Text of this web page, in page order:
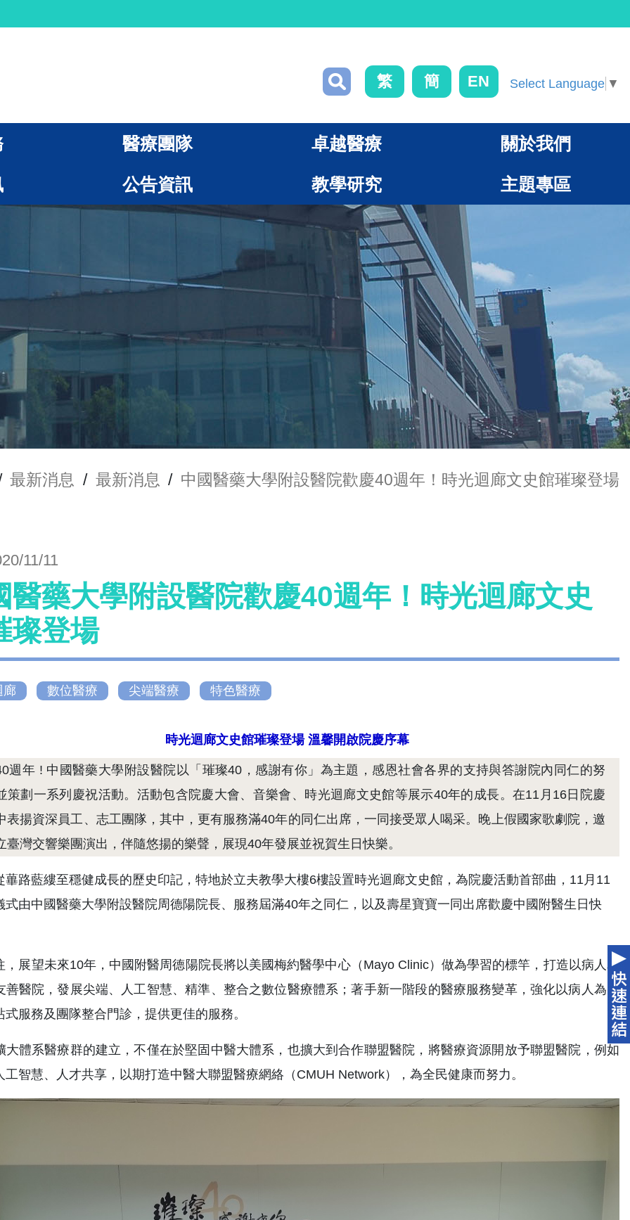
繁 簡 EN Select Language ▼
醫療團隊 卓越醫療 關於我們
公告資訊 教學研究 主題專區
最新消息 / 最新消息 / 中國醫藥大學附設醫院歡慶40週年！時光迴廊文史館璀璨登場
11/11
醫藥大學附設醫院歡慶40週年！時光迴廊文史
璨登場
廊 數位醫療 尖端醫療 特色醫療
時光迴廊文史館璀璨登場 溫馨開啟院慶序幕
週年 ! 中國醫藥大學附設醫院以「璀璨40，感謝有你」為主題，感恩社會各界的支持與答謝院內同仁的努
策劃一系列慶祝活動。活動包含院慶大會、音樂會、時光迴廊文史館等展示40年的成長。在11月16日院慶
表揚資深員工、志工團隊，其中，更有服務滿40年的同仁出席，一同接受眾人喝采。晚上假國家歌劇院，邀
臺灣交響樂團演出，伴隨悠揚的樂聲，展現40年發展並祝賀生日快樂。
蓽路藍縷至穩健成長的歷史印記，特地於立夫教學大樓6樓設置時光迴廊文史館，為院慶活動首部曲，11月11
式由中國醫藥大學附設醫院周德陽院長、服務屆滿40年之同仁，以及壽星寶寶一同出席歡慶中國附醫生日快
，展望未來10年，中國附醫周德陽院長將以美國梅約醫學中心（Mayo Clinic）做為學習的標竿，打造以病人為
善醫院，發展尖端、人工智慧、精準、整合之數位醫療體系；著手新一階段的醫療服務變革，強化以病人為中
式服務及團隊整合門診，提供更佳的服務。
大體系醫療群的建立，不僅在於堅固中醫大體系，也擴大到合作聯盟醫院，將醫療資源開放予聯盟醫院，例如
工智慧、人才共享，以期打造中醫大聯盟醫療網絡（CMUH Network），為全民健康而努力。